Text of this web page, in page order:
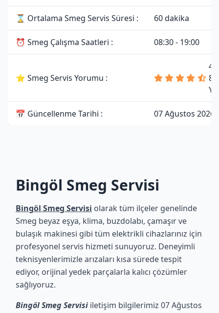
⌛ Ortalama Smeg Servis Süresi : 60 dakika
⏰ Smeg Çalışma Saatleri : 08:30 - 19:00
⭐ Smeg Servis Yorumu :
81
📅 Güncellenme Tarihi : 07 Ağustos 2026
Bingöl Smeg Servisi
Bingöl Smeg Servisi olarak tüm ilçeler genelinde
Smeg beyaz eşya, klima, buzdolabı, çamaşır ve
bulaşık makinesi gibi tüm elektrikli cihazlarınız için
profesyonel servis hizmeti sunuyoruz. Deneyimli
teknisyenlerimizle arızaları kısa sürede tespit
ediyor, orijinal yedek parçalarla kalıcı çözümler
sağlıyoruz.
Bingöl Smeg Servisi iletişim bilgilerimiz 07 Ağustos